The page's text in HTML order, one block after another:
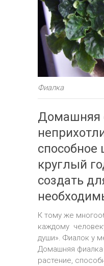
Фиалка
Домашняя
способное
круглый
создать
К тому же
каждому
души». Фиалок у
Домашняя
растение,